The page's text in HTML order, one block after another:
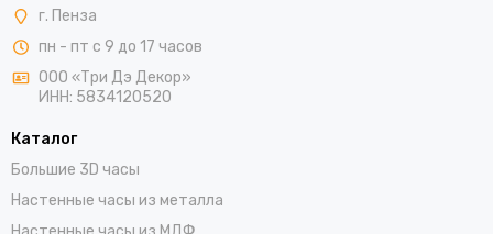
г. Пенза
пн - пт с 9 до 17 часов
ООО «Три Дэ Декор»
ИНН: 5834120520
Каталог
Большие 3D часы
Настенные часы из металла